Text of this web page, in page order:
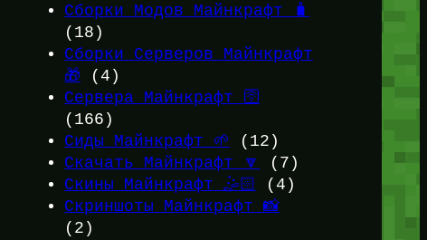
Сборки Модов Майнкрафт 🧳
(18)
Сборки Серверов Майнкрафт
🎁 (4)
Сервера Майнкрафт 🛜
(166)
Сиды Майнкрафт 🌱
(12)
Скачать Майнкрафт 🔽
(7)
Скины Майнкрафт 🤹🏻
(4)
Скриншоты Майнкрафт 📸
(2)